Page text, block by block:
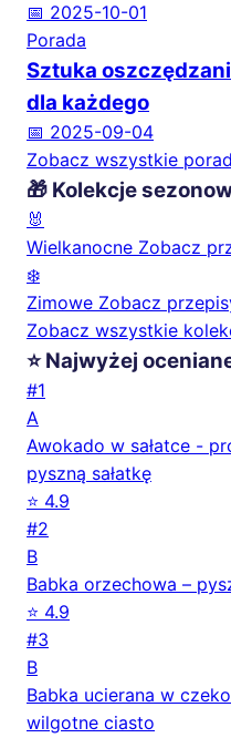
📅 2025-10-01
Porada
Sztuka
dla każdego
📅 2025-09-04
Zobacz wszystkie
🎁 Kolekcje
🐰
Wielkanocne Zobacz
❄️
Zimowe Zobacz
Zobacz wszystkie
⭐ Najwyżej
#1
A
Awokado w sałatce -
pyszną sałatkę
⭐ 4.9
#2
B
Babka orzechowa –
⭐ 4.9
#3
B
Babka ucierana w
wilgotne ciasto